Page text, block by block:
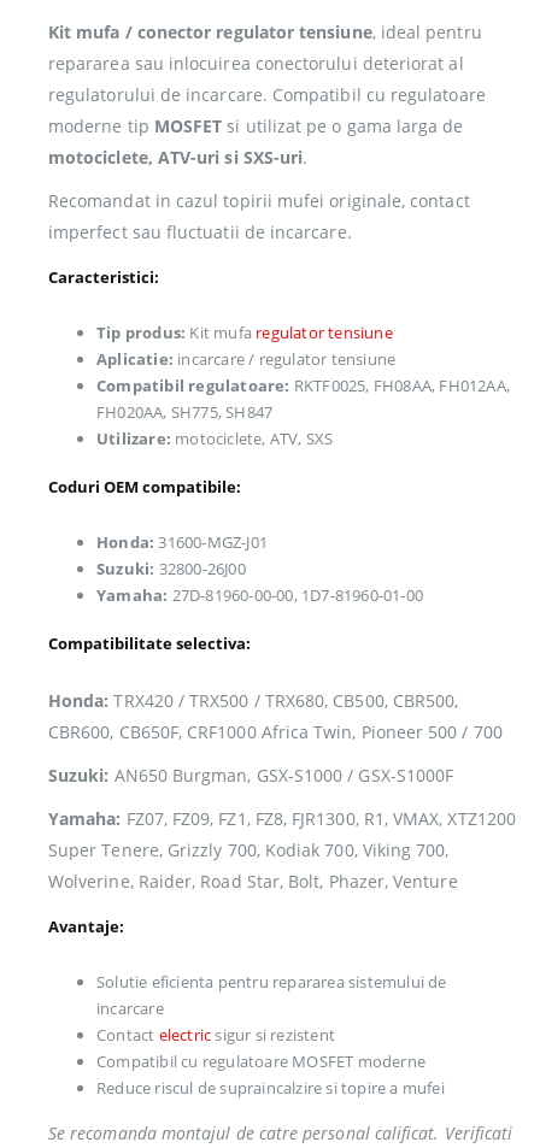
Kit mufa / conector regulator tensiune, ideal pentru
repararea sau inlocuirea conectorului deteriorat al
regulatorului de incarcare. Compatibil cu regulatoare
moderne tip MOSFET si utilizat pe o gama larga de
motociclete, ATV-uri si SXS-uri.
Recomandat in cazul topirii mufei originale, contact
imperfect sau fluctuatii de incarcare.
Caracteristici:
Tip produs: Kit mufa regulator tensiune
Aplicatie: incarcare / regulator tensiune
Compatibil regulatoare: RKTF0025, FH08AA, FH012AA,
FH020AA, SH775, SH847
Utilizare: motociclete, ATV, SXS
Coduri OEM compatibile:
Honda: 31600-MGZ-J01
Suzuki: 32800-26J00
Yamaha: 27D-81960-00-00, 1D7-81960-01-00
Compatibilitate selectiva:
Honda: TRX420 / TRX500 / TRX680, CB500, CBR500,
CBR600, CB650F, CRF1000 Africa Twin, Pioneer 500 / 700
Suzuki: AN650 Burgman, GSX-S1000 / GSX-S1000F
Yamaha: FZ07, FZ09, FZ1, FZ8, FJR1300, R1, VMAX, XTZ1200
Super Tenere, Grizzly 700, Kodiak 700, Viking 700,
Wolverine, Raider, Road Star, Bolt, Phazer, Venture
Avantaje:
Solutie eficienta pentru repararea sistemului de
incarcare
Contact electricsigur si rezistent
Compatibil cu regulatoare MOSFET moderne
Reduce riscul de supraincalzire si topire a mufei
Se recomanda montajul de catre personal calificat. Verificati